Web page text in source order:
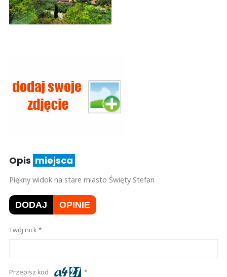
Opis miejsca
Piękny widok na stare miasto Święty Stefan
DODAJ OPINIE
Twój nick
Przepisz kod